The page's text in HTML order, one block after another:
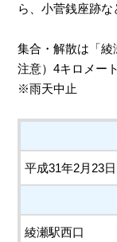
ら、小菅銭座跡な
集合・解散は「綾
注意）4キロメー
※雨天中止
平成31年2月23
綾瀬駅西口